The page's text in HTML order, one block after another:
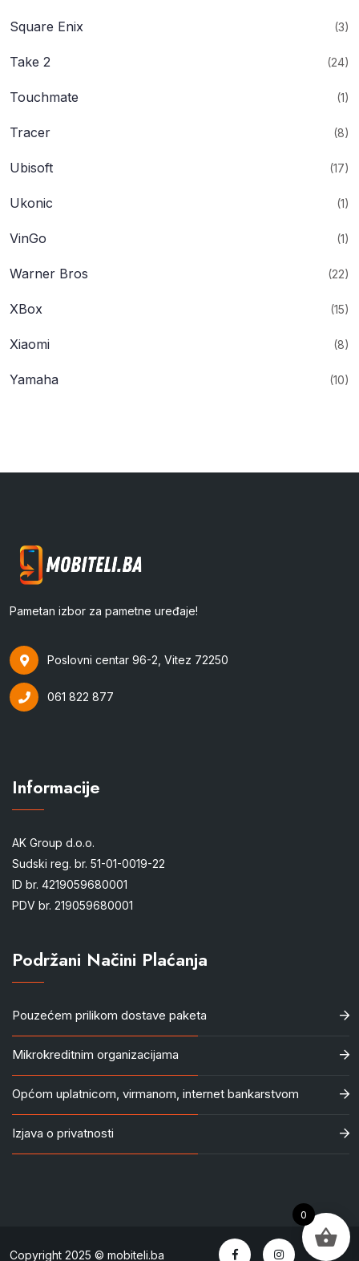
Square Enix (3)
Take 2 (24)
Touchmate (1)
Tracer (8)
Ubisoft (17)
Ukonic (1)
VinGo (1)
Warner Bros (22)
XBox (15)
Xiaomi (8)
Yamaha (10)
Pametan izbor za pametne uređaje!
Poslovni centar 96-2, Vitez 72250
061 822 877
Informacije
AK Group d.o.o.
Sudski reg. br. 51-01-0019-22
ID br. 4219059680001
PDV br. 219059680001
Podržani Načini Plaćanja
Pouzećem prilikom dostave paketa
Mikrokreditnim organizacijama
Općom uplatnicom, virmanom, internet bankarstvom
Izjava o privatnosti
Copyright 2025 © mobiteli.ba
0